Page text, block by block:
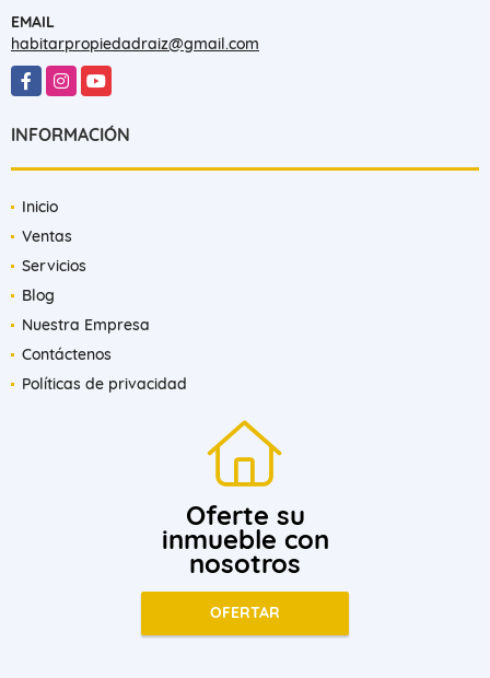
EMAIL
habitarpropiedadraiz@gmail.com
FacebookInstagram
YouTube
INFORMACIÓN
Inicio
Ventas
Servicios
Blog
Nuestra Empresa
Contáctenos
Políticas de privacidad
Oferte su
inmueble con
nosotros
OFERTAR